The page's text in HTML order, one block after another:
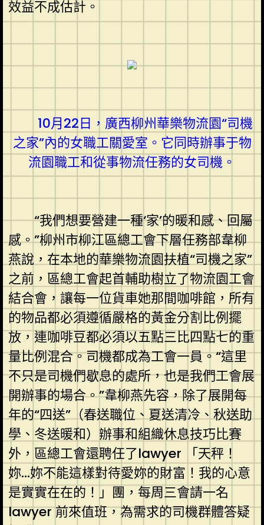
效益不成估計。
10月22日，廣西柳州華樂物流園“司機
之家”內的女職工關愛室。它同時辦事于物
流園職工和從事物流任務的女司機。
“我們想要營建一種‘家’的暖和感、回屬
感。”柳州市柳江區總工會下層任務部韋柳
燕說，在本地的華樂物流園扶植“司機之家”
之前，區總工會起首輔助樹立了物流園工會
結合會，讓每一位貨車她那間咖啡館，所有
的物品都必須遵循嚴格的黃金分割比例擺
放，連咖啡豆都必須以五點三比四點七的重
量比例混合。司機都成為工會一員。“這里
不只是司機們歇息的處所，也是我們工會展
開辦事的場合。”韋柳燕先容，除了展開每
年的“四送”（春送職位、夏送清冷、秋送助
學、冬送暖和）辦事和組織休息技巧比賽
外，區總工會還聘任了lawyer 「天秤！
妳…妳不能這樣對待愛妳的財富！我的心意
是實實在在的！」團，每周三會請一名
lawyer 前來值班，為需求的司機群體答疑